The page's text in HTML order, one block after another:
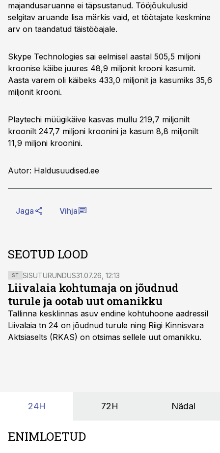
majandusaruanne ei täpsustanud. Tööjõukulusid
selgitav aruande lisa märkis vaid, et töötajate keskmine
arv on taandatud täistööajale.
Skype Technologies sai eelmisel aastal 505,5 miljoni
kroonise käibe juures 48,9 miljonit krooni kasumit.
Aasta varem oli käibeks 433,0 miljonit ja kasumiks 35,6
miljonit krooni.
Playtechi müügikäive kasvas mullu 219,7 miljonilt
kroonilt 247,7 miljoni kroonini ja kasum 8,8 miljonilt
11,9 miljoni kroonini.
Autor: Haldusuudised.ee
Jaga Vihja
SEOTUD LOOD
ST SISUTURUNDUS31.07.26, 12:13
Liivalaia kohtumaja on jõudnud
turule ja ootab uut omanikku
Tallinna kesklinnas asuv endine kohtuhoone aadressil
Liivalaia tn 24 on jõudnud turule ning Riigi Kinnisvara
Aktsiaselts (RKAS) on otsimas sellele uut omanikku.
24H 72H Nädal
ENIMLOETUD